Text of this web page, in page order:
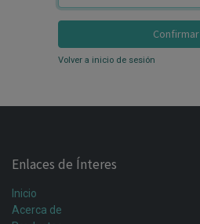
Confirmar
Volver a inicio de sesión
Enlaces de Ínteres
Inicio
Acerca de